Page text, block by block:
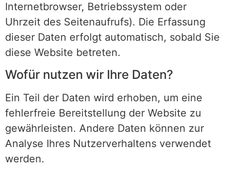
Internetbrowser, Betriebssystem oder
Uhrzeit des Seitenaufrufs). Die Erfassung
dieser Daten erfolgt automatisch, sobald Sie
diese Website betreten.
Wofür nutzen wir Ihre Daten?
Ein Teil der Daten wird erhoben, um eine
fehlerfreie Bereitstellung der Website zu
gewährleisten. Andere Daten können zur
Analyse Ihres Nutzerverhaltens verwendet
werden.